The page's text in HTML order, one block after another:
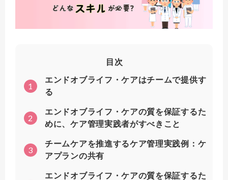
目次
1
エンドオブライフ・ケアはチームで提供す
る
2
エンドオブライフ・ケアの質を保証するた
めに、ケア管理実践者がすべきこと
3
チームケアを推進するケア管理実践例：ケ
アプランの共有
エンドオブライフ・ケアの質を保証するた